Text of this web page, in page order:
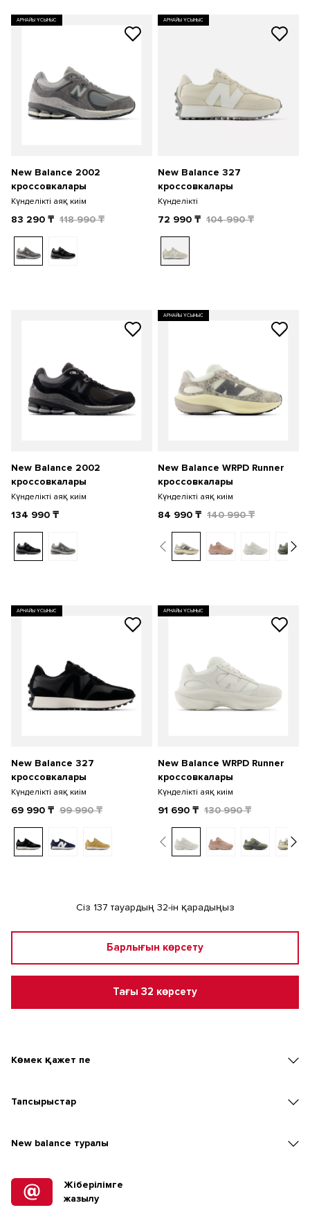
АРНАЙЫ ҰСЫНЫС
New Balance 2002
кроссовкалары
Күнделікті аяқ киім
83 290 ₸ 118 990₸
АРНАЙЫ ҰСЫНЫС
New Balance 327
кроссовкалары
Күнделікті
72 990 ₸ 104 990₸
New Balance 2002
кроссовкалары
Күнделікті аяқ киім
134 990 ₸
АРНАЙЫ ҰСЫНЫС
New Balance WRPD Runner
кроссовкалары
Күнделікті аяқ киім
84 990 ₸ 140 990₸
АРНАЙЫ ҰСЫНЫС
New Balance 327
кроссовкалары
Күнделікті аяқ киім
69 990 ₸ 99 990₸
АРНАЙЫ ҰСЫНЫС
New Balance WRPD Runner
кроссовкалары
Күнделікті аяқ киім
91 690 ₸ 130 990₸
Сіз 137 тауардың 32-ін қарадыңыз
Барлығын көрсету
Тағы 32 көрсету
Көмек қажет пе
Тапсырыстар
New balаnce туралы
Жіберілімге
жазылу